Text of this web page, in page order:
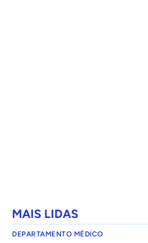
MAIS LIDAS
DEPARTAMENTO MÉDICO